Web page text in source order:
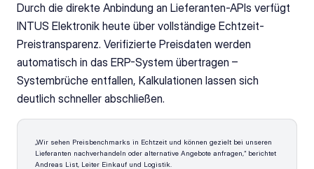
Durch die direkte Anbindung an Lieferanten-APIs verfügt
INTUS Elektronik heute über vollständige Echtzeit-
Preistransparenz. Verifizierte Preisdaten werden
automatisch in das ERP-System übertragen –
Systembrüche entfallen, Kalkulationen lassen sich
deutlich schneller abschließen.
„Wir sehen Preisbenchmarks in Echtzeit und können gezielt bei unseren
Lieferanten nachverhandeln oder alternative Angebote anfragen,“ berichtet
Andreas List, Leiter Einkauf und Logistik.